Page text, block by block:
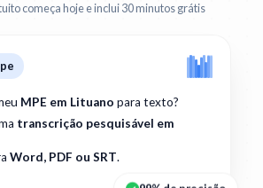
começa hoje e inclui 30 minutos grátis
MPE em Lituano para texto?
transcrição pesquisável em
Word, PDF ou SRT.